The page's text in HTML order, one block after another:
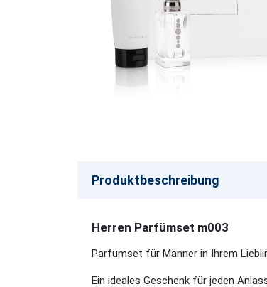
Produktbeschreibung
Herren Parfümset m003
Parfümset für Männer in Ihrem
Ein ideales Geschenk für jeden